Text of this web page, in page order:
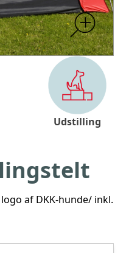
Udstilling
af DKK-hunde/ inkl.